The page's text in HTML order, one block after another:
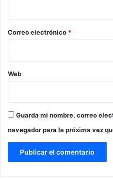
*
Correo electrónico *
Web
Guarda mi nombre, correo
navegador para la próxima vez